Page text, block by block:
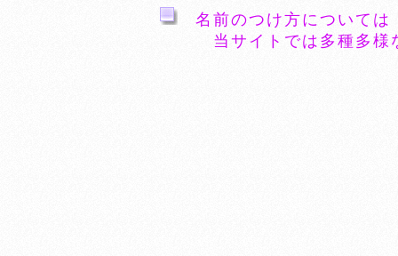
名前のつけ方について
当サイトでは多種多